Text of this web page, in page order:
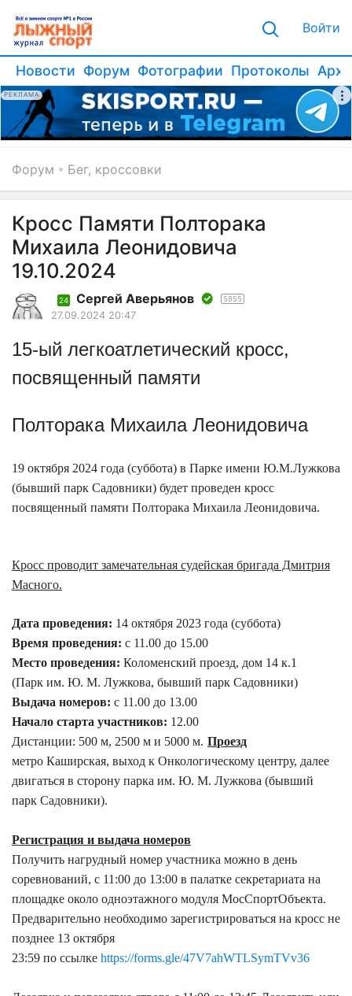
Войти
Новости Форум Фотографии Протоколы
РЕКЛАМА
Форум Бег, кроссовки
Кросс Памяти Полторака
Михаила Леонидовича
19.10.2024
24 Сергей Аверьянов 5855
27.09.2024 20:47
15-ый легкоатлетический кросс,
посвященный памяти
Полторака Михаила Леонидовича
19 октября 2024 года (суббота) в Парке имени Ю.М.Лужкова
(бывший парк Садовники) будет проведен кросс
посвященный памяти Полторака Михаила Леонидовича.
Кросс проводит замечательная судейская бригада Дмитрия
Масного.
Дата проведения: 14 октября 2023 года (суббота)
Время проведения: с 11.00 до 15.00
Место проведения: Коломенский проезд, дом 14 к.1
(Парк им. Ю. М. Лужкова, бывший парк Садовники)
Выдача номеров: с 11.00 до 13.00
Начало старта участников: 12.00
Дистанции: 500 м, 2500 м и 5000 м. Проезд
метро Каширская, выход к Онкологическому центру, далее
двигаться в сторону парка им. Ю. М. Лужкова (бывший
парк Садовники).
Регистрация и выдача номеров
Получить нагрудный номер участника можно в день
соревнований, с 11:00 до 13:00 в палатке секретариата на
площадке около одноэтажного модуля МосСпортОбъекта.
Предварительно необходимо зарегистрироваться на кросс не
позднее 13 октября
23:59 по ссылке https://forms.gle/47V7ahWTLSymTVv36